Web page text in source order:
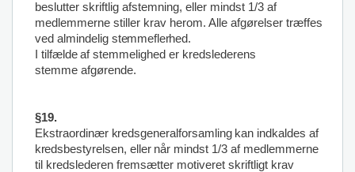
beslutter skriftlig afstemning, eller mindst 1/3 af
medlemmerne stiller krav herom. Alle afgørelser træffes
ved almindelig stemmeflerhed.
tilfælde af stemmelighed er kredslederens
stemme afgørende.
§19.
Ekstraordinærkredsgeneralforsamling kan indkaldes af
kredsbestyrelsen, eller når mindst 1/3 af medlemmerne
til kredslederen fremsætter motiveret skriftligt krav